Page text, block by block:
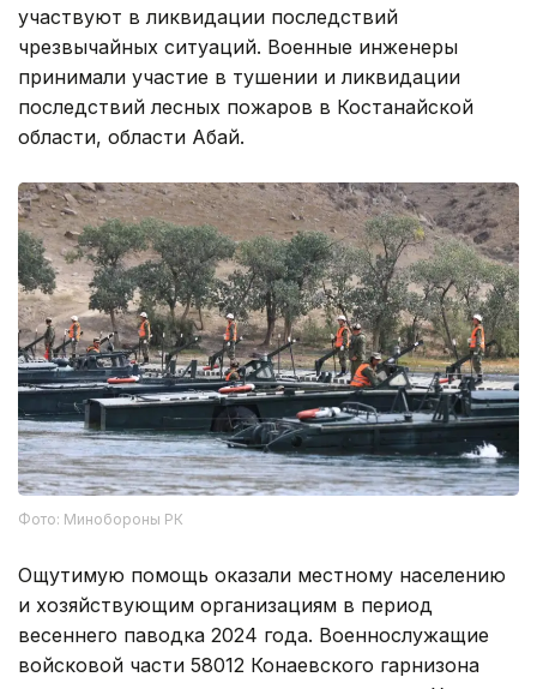
участвуют в ликвидации последствий
чрезвычайных ситуаций. Военные инженеры
принимали участие в тушении и ликвидации
последствий лесных пожаров в Костанайской
области, области Абай.
Фото: Минобороны РК
Ощутимую помощь оказали местному населению
и хозяйствующим организациям в период
весеннего паводка 2024 года. Военнослужащие
войсковой части 58012 Конаевского гарнизона